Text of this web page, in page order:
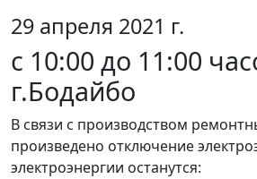
29 апреля 2021 г.
с 10:00 до 11:00
г.Бодайбо
В связи с производством
произведено отключение
электроэнергии останутся: